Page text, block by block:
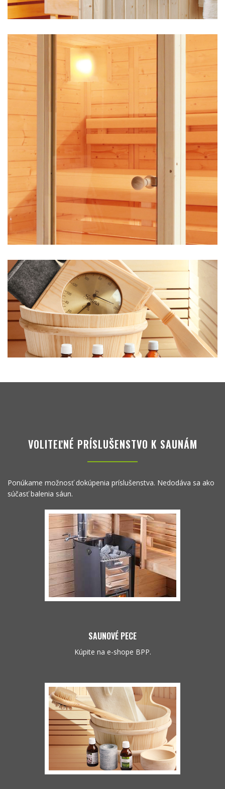
VOLITEĽNÉ PRÍSLUŠENSTVO K SAUNÁM
Ponúkame možnosť dokúpenia príslušenstva. Nedodáva sa ako
súčasť balenia sáun.
SAUNOVÉ PECE
Kúpite na e-shope BPP.